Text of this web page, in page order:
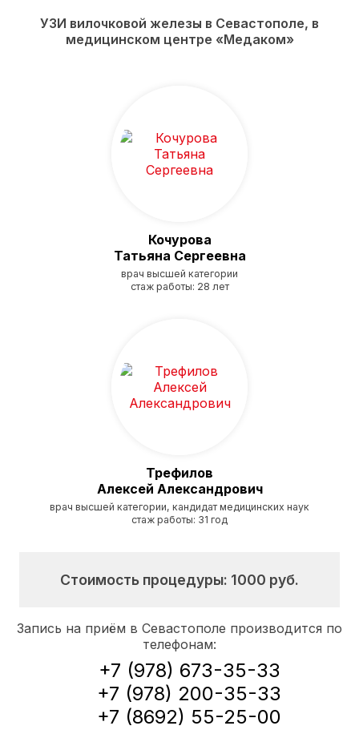
УЗИ вилочковой железы в Севастополе, в
медицинском центре «Медаком»
Кочурова
Татьяна Сергеевна
врач высшей категории
стаж работы: 28 лет
Трефилов
Алексей Александрович
врач высшей категории, кандидат медицинских наук
стаж работы: 31 год
Стоимость процедуры: 1000 руб.
Запись на приём в Севастополе производится по
телефонам:
+7 (978) 673-35-33
+7 (978) 200-35-33
+7 (8692) 55-25-00